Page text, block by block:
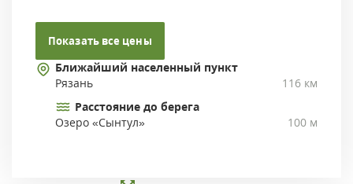
Показать все цены
Ближайший населенный пункт
Рязань
116 км
Расстояние до берега
Озеро «Сынтул»
100 м